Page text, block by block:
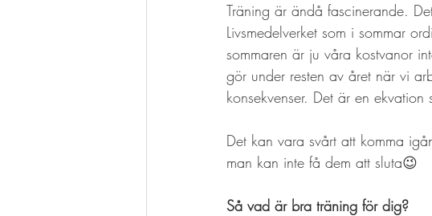
Träning är ändå fascinerande.
Livsmedelverket som i sommar
sommaren är ju våra kostvanor
gör under resten av året när vi
konsekvenser. Det är en
Det kan vara svårt att komma
man kan inte få dem att sluta😉
Så vad är bra träning för dig?